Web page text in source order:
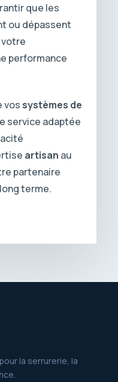
que les
ou dépassent
votre
performance
vos systèmes de
service adaptée
artisan au
partenaire
terme.
la serrurerie, la